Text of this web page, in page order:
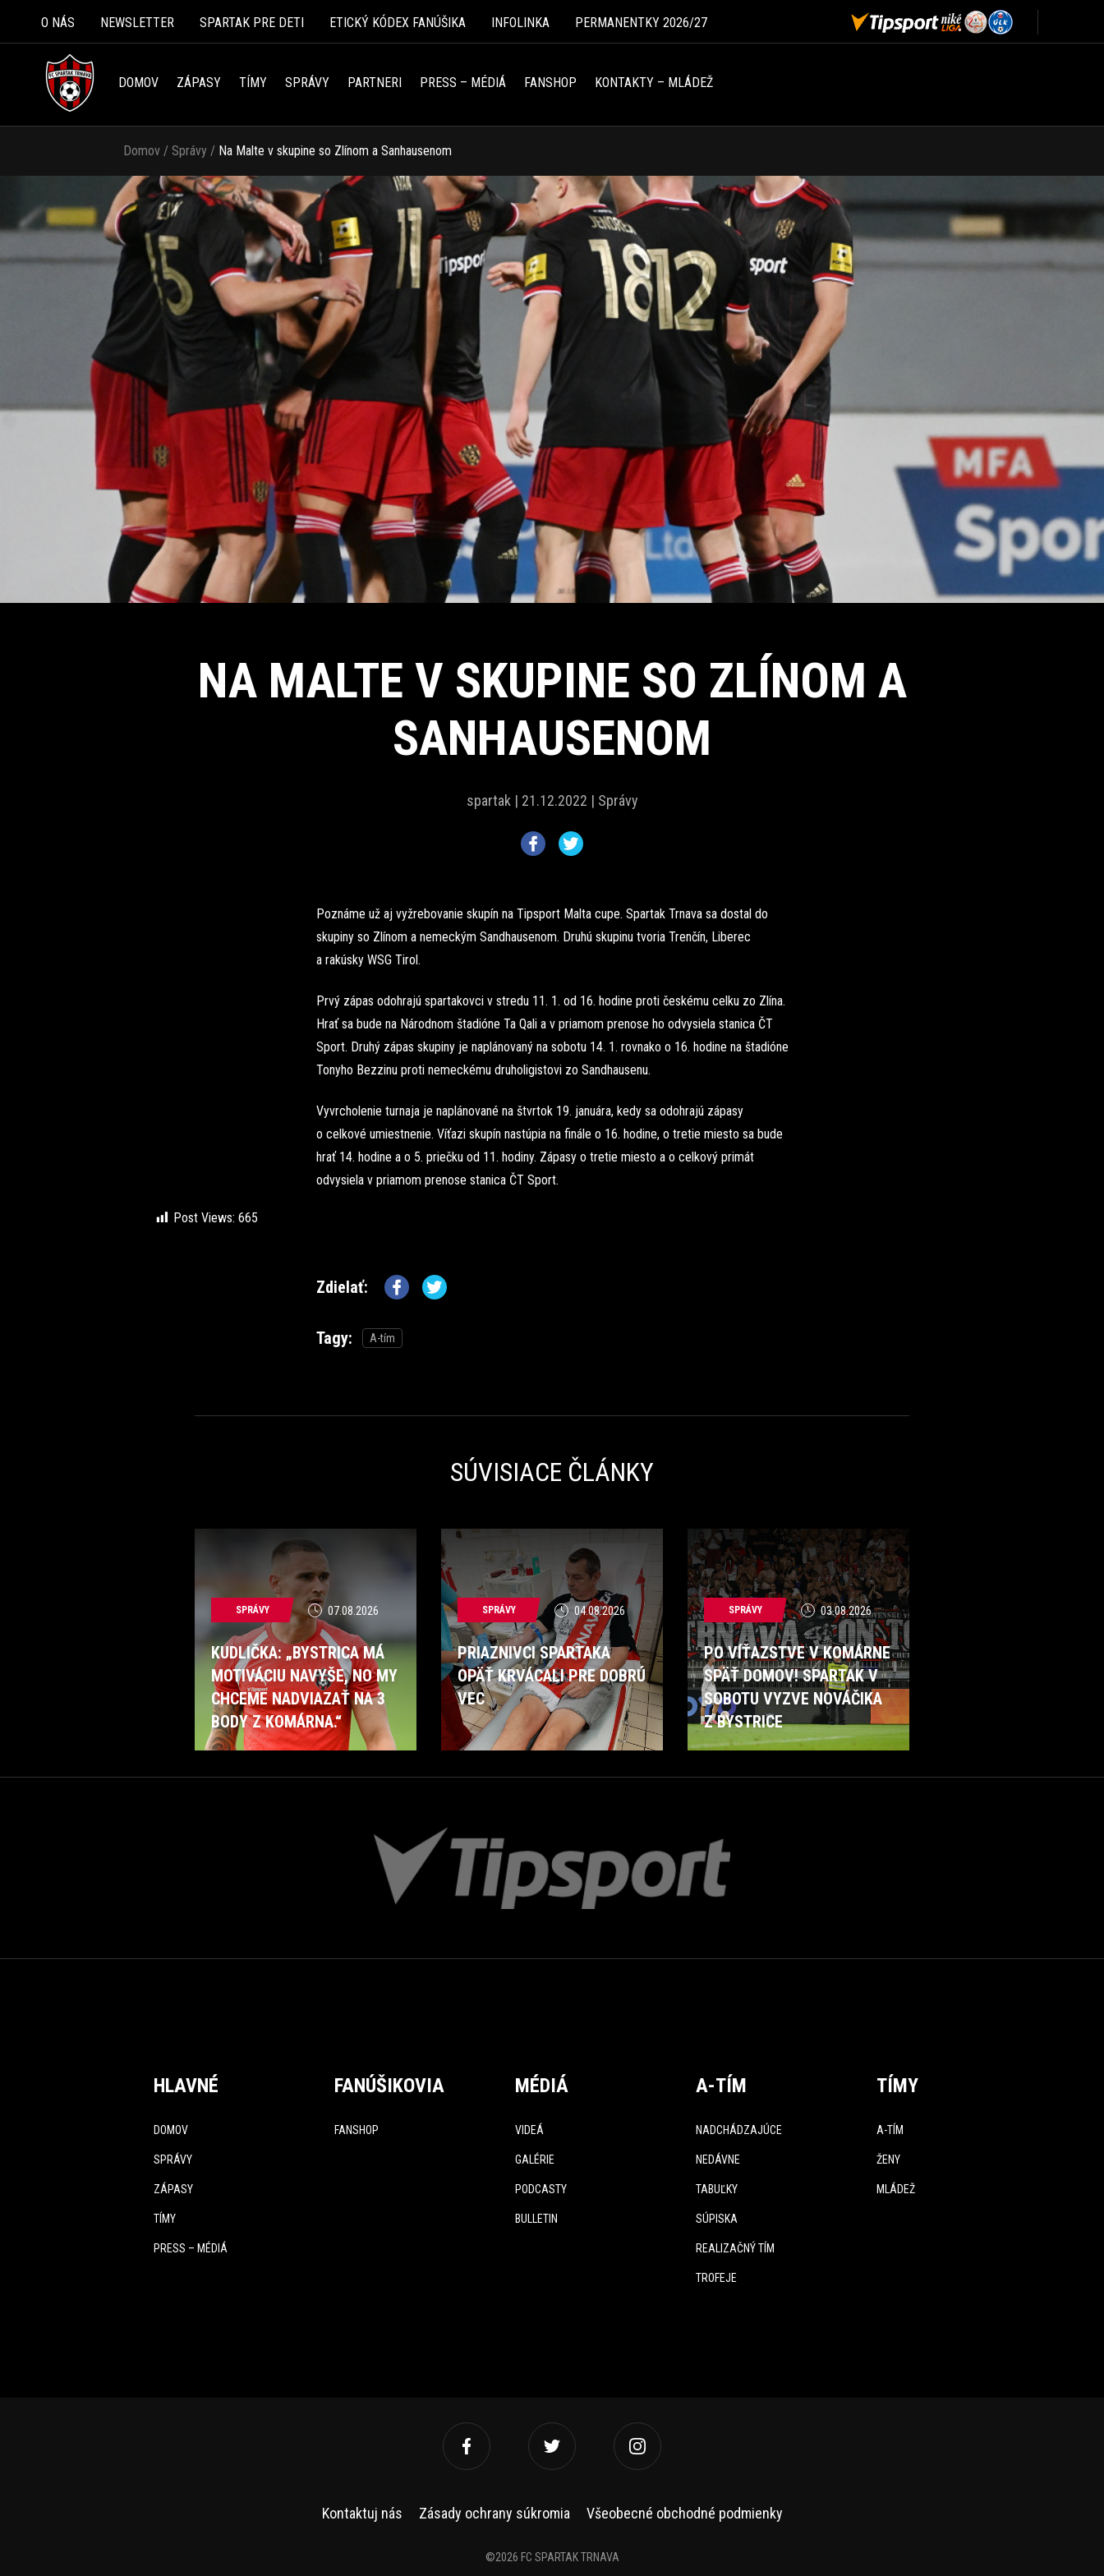
O NÁS NEWSLETTER SPARTAK PRE DETI ETICKÝ KÓDEX FANÚŠIKA INFOLINKA PERMANENTKY 2026/27
DOMOV ZÁPASY TÍMY SPRÁVY PARTNERI PRESS – MÉDIÁ FANSHOP KONTAKTY – MLÁDEŽ
Domov / Správy / Na Malte v skupine so Zlínom a Sanhausenom
NA MALTE V SKUPINE SO ZLÍNOM A
SANHAUSENOM
spartak | 21.12.2022 | Správy
Poznáme už aj vyžrebovanie skupín na Tipsport Malta cupe. Spartak Trnava sa dostal do
skupiny so Zlínom a nemeckým Sandhausenom. Druhú skupinu tvoria Trenčín, Liberec
a rakúsky WSG Tirol.
Prvý zápas odohrajú spartakovci v stredu 11. 1. od 16. hodine proti českému celku zo Zlína.
Hrať sa bude na Národnom štadióne Ta Qali a v priamom prenose ho odvysiela stanica ČT
Sport. Druhý zápas skupiny je naplánovaný na sobotu 14. 1. rovnako o 16. hodine na štadióne
Tonyho Bezzinu proti nemeckému druholigistovi zo Sandhausenu.
Vyvrcholenie turnaja je naplánované na štvrtok 19. januára, kedy sa odohrajú zápasy
o celkové umiestnenie. Víťazi skupín nastúpia na finále o 16. hodine, o tretie miesto sa bude
hrať 14. hodine a o 5. priečku od 11. hodiny. Zápasy o tretie miesto a o celkový primát
odvysiela v priamom prenose stanica ČT Sport.
Post Views: 665
Zdielať:
Tagy: A-tím
SÚVISIACE ČLÁNKY
SPRÁVY 07.08.2026
KUDLIČKA: „BYSTRICA MÁ
MOTIVÁCIU NAVYŠE, NO MY
CHCEME NADVIAZAŤ NA 3
BODY Z KOMÁRNA.“
SPRÁVY 04.08.2026
PRIAZNIVCI SPARTAKA
OPÄŤ KRVÁCALI PRE DOBRÚ
VEC
SPRÁVY 03.08.2026
PO VÍŤAZSTVE V KOMÁRNE
SPÄŤ DOMOV! SPARTAK V
SOBOTU VYZVE NOVÁČIKA
Z BYSTRICE
HLAVNÉ
DOMOV
SPRÁVY
ZÁPASY
TÍMY
PRESS – MÉDIÁ
FANÚŠIKOVIA
FANSHOP
MÉDIÁ
VIDEÁ
GALÉRIE
PODCASTY
BULLETIN
A-TÍM
NADCHÁDZAJÚCE
NEDÁVNE
TABUĽKY
SÚPISKA
REALIZAČNÝ TÍM
TROFEJE
TÍMY
A-TÍM
ŽENY
MLÁDEŽ
Kontaktuj nás Zásady ochrany súkromia Všeobecné obchodné podmienky
©2026 FC SPARTAK TRNAVA